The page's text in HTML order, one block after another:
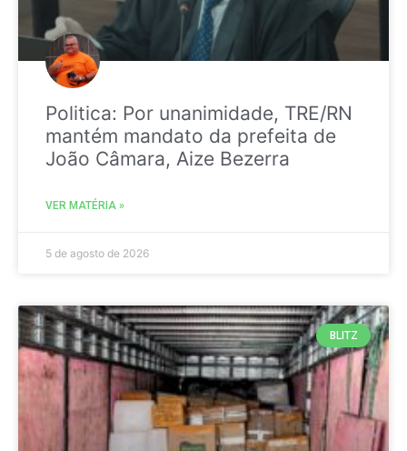
Politica: Por unanimidade, TRE/RN
mantém mandato da prefeita de
João Câmara, Aize Bezerra
VER MATÉRIA »
5 de agosto de 2026
BLITZ